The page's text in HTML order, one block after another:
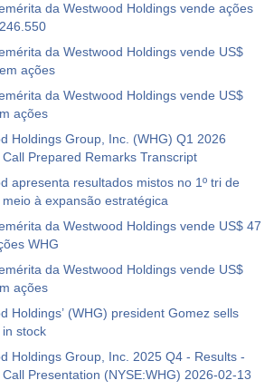
da Westwood Holdings vende ações
da Westwood Holdings vende US$
ações
da Westwood Holdings vende US$
ações
Holdings Group, Inc. (WHG) Q1 2026
Call Prepared Remarks Transcript
apresenta resultados mistos no 1º tri de
à expansão estratégica
da Westwood Holdings vende US$ 47
WHG
da Westwood Holdings vende US$
ações
Holdings’ (WHG) president Gomez sells
stock
Holdings Group, Inc. 2025 Q4 - Results -
Presentation (NYSE:WHG) 2026-02-13